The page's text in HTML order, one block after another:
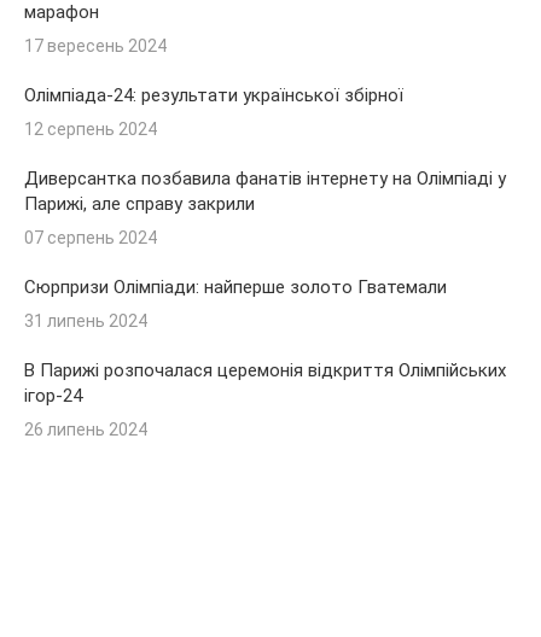
марафон
17 вересень 2024
Олімпіада-24: результати української збірної
12 серпень 2024
Диверсантка позбавила фанатів інтернету на Олімпіаді у
Парижі, але справу закрили
07 серпень 2024
Сюрпризи Олімпіади: найперше золото Гватемали
31 липень 2024
В Парижі розпочалася церемонія відкриття Олімпійських
ігор-24
26 липень 2024